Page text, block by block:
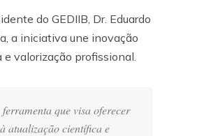
do GEDIIB, Dr. Eduardo
a iniciativa une inovação
e valorização profissional.
que visa oferecer
atualização científica e